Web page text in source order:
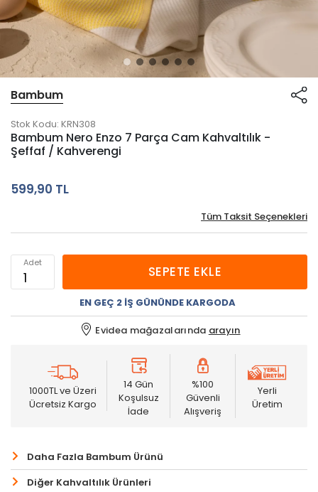
Bambum
Stok Kodu: KRN308
Bambum Nero Enzo 7 Parça Cam Kahvaltılık -
Şeffaf / Kahverengi
599,90 TL
Tüm Taksit Seçenekleri
Adet
SEPETE EKLE
EN GEÇ 2 İŞ GÜNÜNDE KARGODA
Evidea mağazalarında arayın
1000TL ve Üzeri
Ücretsiz Kargo
14 Gün
Koşulsuz
İade
%100
Güvenli
Alışveriş
Yerli
Üretim
Daha Fazla Bambum Ürünü
Diğer Kahvaltılık Ürünleri